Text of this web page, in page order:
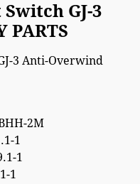
GJ-3
PARTS
2M
1
1
1